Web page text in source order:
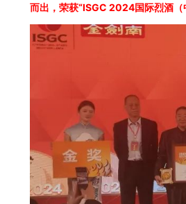
而出，荣获“ISGC 2024国际烈酒（